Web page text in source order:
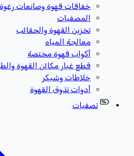
خفاقات قهوة وصانعات
المصفيات
تخزين القهوة والحقائب
معالجة المياه
أكواب قهوة مختصة
قطع غيار مكائن القهوة
خلاطات وشيكر
أدوات تذوق القهوة
تصفيات